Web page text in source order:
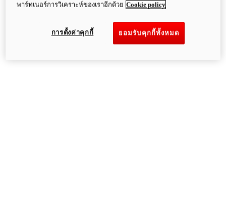
พาร์ทเนอร์การวิเคราะห์ของเราอีกด้วย Cookie policy
ยอมรับคุกกี้ทั้งหมด
การตั้งค่าคุกกี้